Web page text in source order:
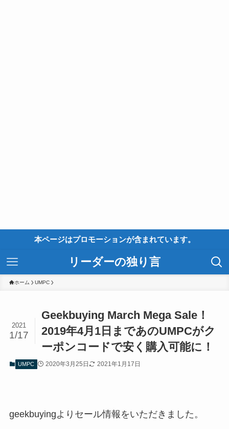
本ページはプロモーションが含まれています。
リーダーの独り言
ホーム UMPC
Geekbuying March Mega Sale！
2019年4月1日まであのUMPCがク
ーポンコードで安く購入可能に！
2021
1/17
UMPC 2020年3月25日 2021年1月17日
geekbuyingよりセール情報をいただきました。